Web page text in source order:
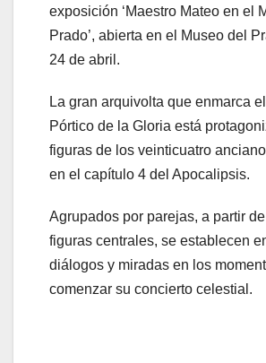
exposición ‘Maestro Mateo en el
Prado’, abierta en el Museo del
24 de abril.
La gran arquivolta que enmarca
Pórtico de la Gloria está
figuras de los veinticuatro
en el capítulo 4 del Apocalipsis.
Agrupados por parejas, a partir
figuras centrales, se establecen
diálogos y miradas en los
comenzar su concierto celestial.